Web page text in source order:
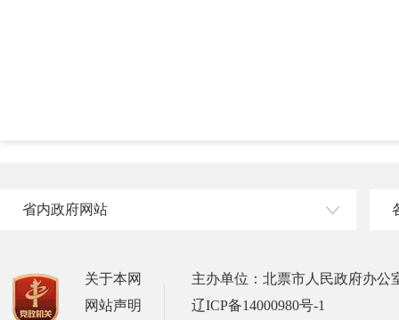
省内政府网站
关于本网
网站声明
主办单位：北票市人民政府办公
辽ICP备14000980号-1